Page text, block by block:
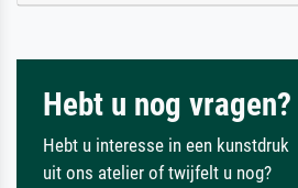
Hebt u nog vragen?
Hebt u interesse in een kunstdruk
uit ons atelier of twijfelt u nog?